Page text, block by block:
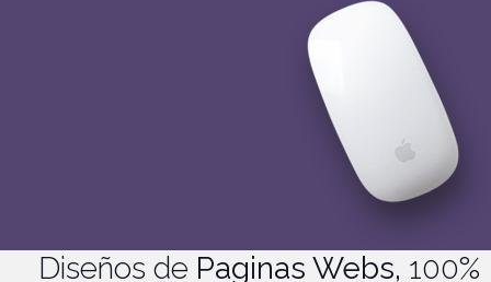
Diseños de Paginas Webs, 100%